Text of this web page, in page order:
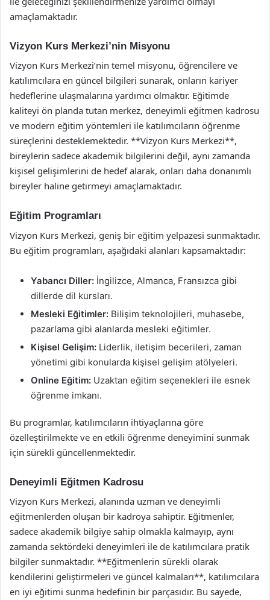
amaçlamaktadır.
Vizyon Kurs Merkezi’nin Misyonu
Vizyon Kurs Merkezi’nin temel misyonu, öğrencilere ve
katılımcılara en güncel bilgileri sunarak, onların kariyer
hedeflerine ulaşmalarına yardımcı olmaktır. Eğitimde
kaliteyi ön planda tutan merkez, deneyimli eğitmen kadrosu
ve modern eğitim yöntemleri ile katılımcıların öğrenme
süreçlerini desteklemektedir. **Vizyon Kurs Merkezi**,
bireylerin sadece akademik bilgilerini değil, aynı zamanda
kişisel gelişimlerini de hedef alarak, onları daha donanımlı
bireyler haline getirmeyi amaçlamaktadır.
Eğitim Programları
Vizyon Kurs Merkezi, geniş bir eğitim yelpazesi sunmaktadır.
Bu eğitim programları, aşağıdaki alanları kapsamaktadır:
Yabancı Diller: İngilizce, Almanca, Fransızca gibi
dillerde dil kursları.
Mesleki Eğitimler: Bilişim teknolojileri, muhasebe,
pazarlama gibi alanlarda mesleki eğitimler.
Kişisel Gelişim: Liderlik, iletişim becerileri, zaman
yönetimi gibi konularda kişisel gelişim atölyeleri.
Online Eğitim: Uzaktan eğitim seçenekleri ile esnek
öğrenme imkanı.
Bu programlar, katılımcıların ihtiyaçlarına göre
özelleştirilmekte ve en etkili öğrenme deneyimini sunmak
için sürekli güncellenmektedir.
Deneyimli Eğitmen Kadrosu
Vizyon Kurs Merkezi, alanında uzman ve deneyimli
eğitmenlerden oluşan bir kadroya sahiptir. Eğitmenler,
sadece akademik bilgiye sahip olmakla kalmayıp, aynı
zamanda sektördeki deneyimleri ile de katılımcılara pratik
bilgiler sunmaktadır. **Eğitmenlerin sürekli olarak
kendilerini geliştirmeleri ve güncel kalmaları**, katılımcılara
en iyi eğitimi sunma hedefinin bir parçasıdır. Bu sayede,